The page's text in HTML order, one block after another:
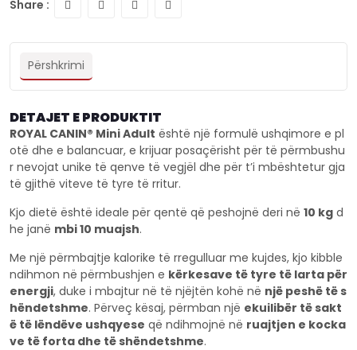
Share :
Përshkrimi
DETAJET E PRODUKTIT
ROYAL CANIN® Mini Adult është një formulë ushqimore e pl
otë dhe e balancuar, e krijuar posaçërisht për të përmbushu
r nevojat unike të qenve të vegjël dhe për t’i mbështetur gja
të gjithë viteve të tyre të rritur.
Kjo dietë është ideale për qentë që peshojnë deri në 10 kg d
he janë mbi 10 muajsh.
Me një përmbajtje kalorike të rregulluar me kujdes, kjo kibble
ndihmon në përmbushjen e kërkesave të tyre të larta për
energji, duke i mbajtur në të njëjtën kohë në një peshë të s
hëndetshme. Përveç kësaj, përmban një ekuilibër të sakt
ë të lëndëve ushqyese që ndihmojnë në ruajtjen e kocka
ve të forta dhe të shëndetshme.